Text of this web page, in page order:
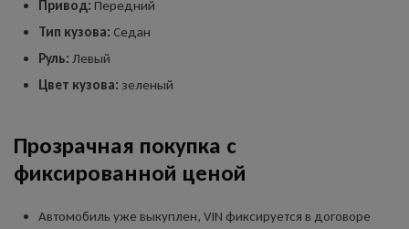
Привод: Передний
Тип кузова: Седан
Руль: Левый
Цвет кузова: зеленый
Прозрачная покупка с
фиксированной ценой
Автомобиль уже выкуплен, VIN фиксируется в договоре